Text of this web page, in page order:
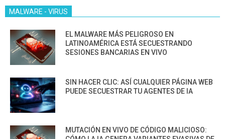
MALWARE - VIRUS
EL MALWARE MÁS PELIGROSO EN
LATINOAMÉRICA ESTÁ SECUESTRANDO
SESIONES BANCARIAS EN VIVO
SIN HACER CLIC: ASÍ CUALQUIER PÁGINA WEB
PUEDE SECUESTRAR TU AGENTES DE IA
MUTACIÓN EN VIVO DE CÓDIGO MALICIOSO: